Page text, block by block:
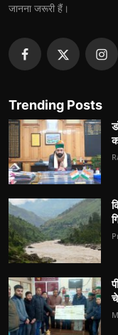
जानना जरूरी हैं।
Trending Posts